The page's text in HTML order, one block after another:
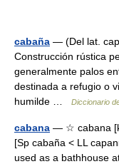
cabaña — (Del lat.
Construcción rústica
generalmente palos
destinada a refugio o
humilde …
Diccionario
cabana — ☆ cabana
[Sp cabaña < LL
used as a bathhouse